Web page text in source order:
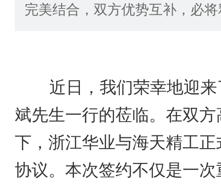
完美结合，双方优势互补，必
近日，我们荣幸地迎来
斌先生一行的莅临。在双
下，浙江华业与海天精工
协议。本次签约不仅是一